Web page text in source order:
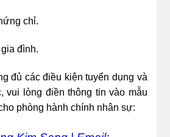
chỉ.
đình.
đủ các điều kiện tuyển dụng và
vui lòng điền thông tin vào mẫu
phòng hành chính nhân sự: